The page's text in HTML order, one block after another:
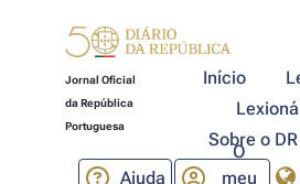
Jornal Oficial
da República
Portuguesa
Início
Sobre o DR
Ajuda
O
meu